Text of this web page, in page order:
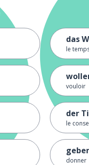
das
le
vouloir
der
le
donner